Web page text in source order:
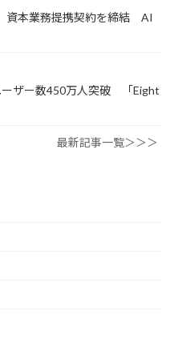
資本業務提携契約を締結 AI
ザー数450万人突破 「Eight
最新記事一覧＞＞＞